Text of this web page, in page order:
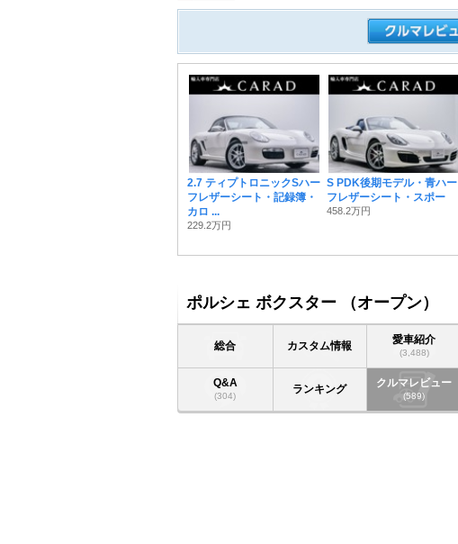
2.7 ティプトロニックSハー
フレザーシート・記録簿・
カロ ...
229.2万円
S PDK後期モデル・青ハー
フレザーシート・スポー
458.2万円
ポルシェ ボクスター （オープン）
総合 カスタム情報
愛車紹介
(3,488)
Q&A
(304) ランキング
クルマレビュー
(589)